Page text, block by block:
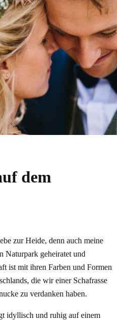
dem
zur Heide, denn auch meine
Naturpark geheiratet und
ist mit ihren Farben und Formen
die wir einer Schafrasse
zu verdanken haben.
idyllisch und ruhig auf einem